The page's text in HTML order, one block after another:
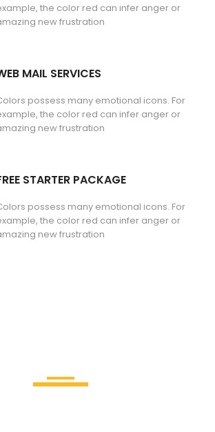
the color red can infer anger or
new frustration
MAIL SERVICES
possess many emotional icons. For
the color red can infer anger or
new frustration
STARTER PACKAGE
possess many emotional icons. For
the color red can infer anger or
new frustration